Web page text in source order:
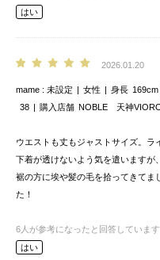
はい
2026.01.20
mame 未設定 女性 身長 169cm
38
購入店舗 NOBLE 天神
ウエストも丈もジャストサイズ。ラ
下着が透けないよう気を遣いますが
裾の方に埃や髪の毛を拾ってきてま
た！
6 人が参考になったと回答しています
はい